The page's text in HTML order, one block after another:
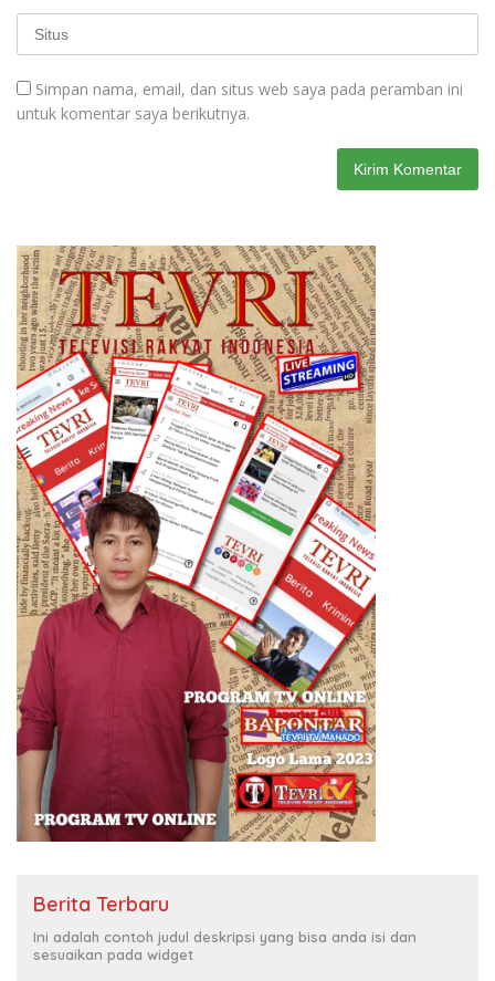
Simpan nama, email, dan situs web saya pada peramban ini
untuk komentar saya berikutnya.
Berita Terbaru
Ini adalah contoh judul deskripsi yang bisa anda isi dan
sesuaikan pada widget